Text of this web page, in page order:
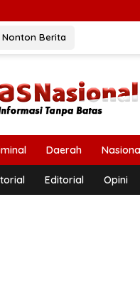
Nonton Berita
Daerah
Editorial Opini